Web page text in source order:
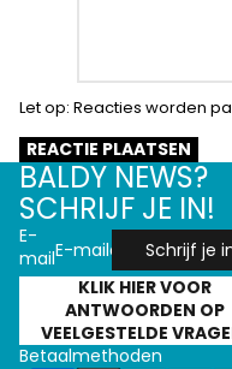
Let op: Reacties worden
REACTIE PLAATSEN
BALDY NEWS?
SCHRIJF JE IN!
E-
mail
Schrijf je
KLIK HIER VOOR
ANTWOORDEN OP
VEELGESTELDE
Betaalmethoden